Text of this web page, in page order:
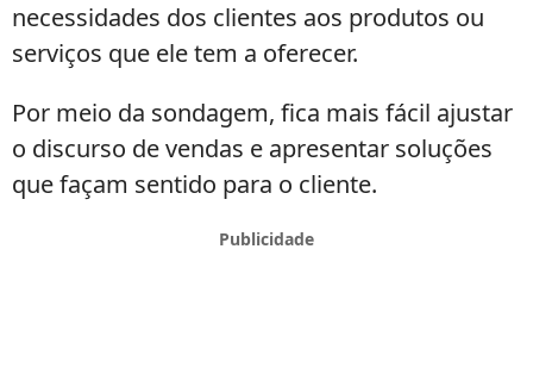
necessidades dos clientes aos produtos ou
serviços que ele tem a oferecer.
Por meio da sondagem, fica mais fácil ajustar
o discurso de vendas e apresentar soluções
que façam sentido para o cliente.